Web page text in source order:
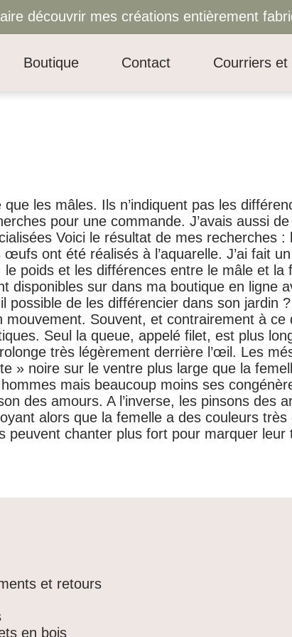
découvrir mes créations entièrement
Boutique Contact Courriers et
les mâles. Ils n’indiquent pas les
pour une commande. J’avais aussi
Voici le résultat de mes recherches
ont été réalisés à l’aquarelle. J’ai fait
poids et les différences entre le mâle et la
sur dans ma boutique en ligne
de les différencier dans son jardin
Souvent, et contrairement à ce
Seul la queue, appelé filet, est plus
très légèrement derrière l’œil. Les
» noire sur le ventre plus large que la
mais beaucoup moins ses
des amours. A l’inverse, les pinsons des
alors que la femelle a des couleurs
chanter plus fort pour marquer leur
et retours
en bois